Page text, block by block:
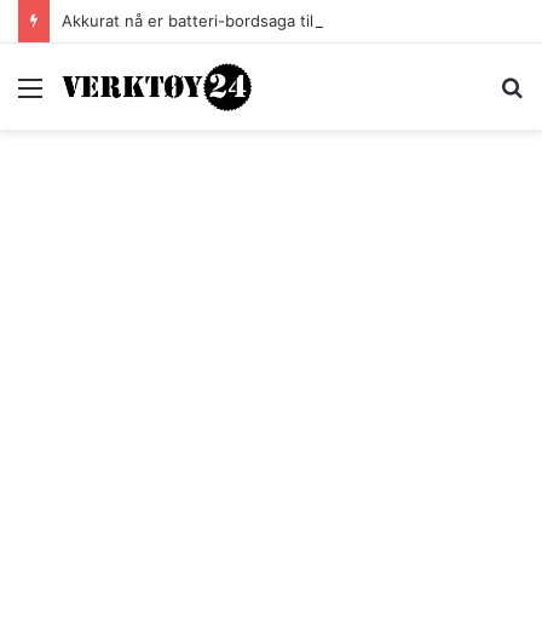
Akkurat nå er batteri-bordsaga til Festool billigere
Meny